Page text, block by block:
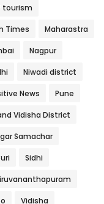
tourism
Times Maharastra
Nagpur
Niwadi district
News Pune
Vidisha District
Samachar
Sidhi
Vidisha